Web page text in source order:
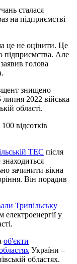
сталася
на підприємстві
це не оцінити. Це
підприємства. Але
голова
знищено
липня 2022 війська
області.
відсотків
ТЕС після
зачинити вікна
Він порадив
Трипільську
у
об'єкти
України –
областях.